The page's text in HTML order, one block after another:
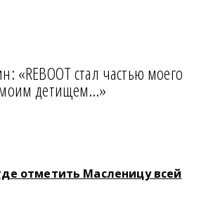
«REBOOT стал частью моего
детищем…»
отметить Масленицу всей